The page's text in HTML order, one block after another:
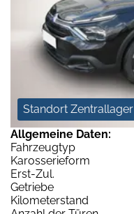
Standort Zentrallager
Allgemeine Daten:
Fahrzeugtyp
Karosserieform
Erst-Zul.
Getriebe
Kilometerstand